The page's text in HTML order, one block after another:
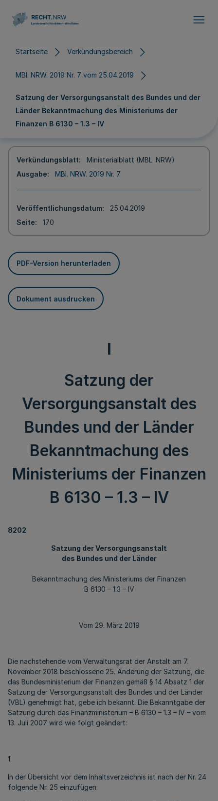
Startseite Verkündungsbereich
MBl. NRW. 2019 Nr. 7 vom 25.04.2019
Satzung der Versorgungsanstalt des Bundes und der
Länder Bekanntmachung des Ministeriums der
Finanzen B 6130 – 1.3 – IV
Verkündungsblatt
Ministerialblatt (MBL. NRW)
Ausgabe
MBl. NRW. 2019 Nr. 7
Veröffentlichungsdatum
25.04.2019
Seite
170
PDF-Version herunterladen
Dokument ausdrucken
I
Satzung der
Versorgungsanstalt des
Bundes und der Länder
Bekanntmachung des
Ministeriums der Finanzen
B 6130 – 1.3 – IV
8202
Satzung der Versorgungsanstalt
des Bundes und der Länder
Bekanntmachung des Ministeriums der Finanzen
B 6130 – 1.3 – IV
Vom 29. März 2019
Die nachstehende vom Verwaltungsrat der Anstalt am 7.
November 2018 beschlossene 25. Änderung der Satzung, die
das Bundesministerium der Finanzen gemäß § 14 Absatz 1 der
Satzung der Versorgungsanstalt des Bundes und der Länder
(VBL) genehmigt hat, gebe ich bekannt. Die Bekanntgabe der
Satzung durch das Finanzministerium – B 6130 – 1.3 – IV – vom
13. Juli 2007 wird wie folgt geändert:
1
In der Übersicht vor dem Inhaltsverzeichnis ist nach der Nr. 24
folgende Nr. 25 einzufügen: